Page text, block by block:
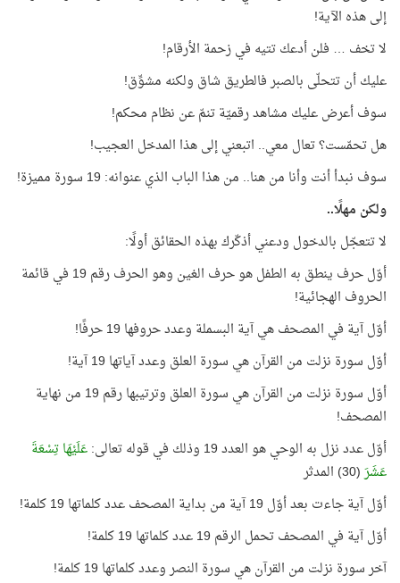
إلى هذه الآية!
لا تخف … فلن أدعك تتيه في زحمة الأرقام!
عليك أن تتحلّى بالصبر فالطريق شاق ولكنه مشوِّق!
سوف أعرض عليك مشاهد رقميّة تنمّ عن نظام محكم!
هل تحمّست؟ تعال معي.. اتبعني إلى هذا المدخل العجيب!
سوف نبدأ أنت وأنا من هنا.. من هذا الباب الذي عنوانه: 19 سورة مميزة!
ولكن مهلًا..
لا تتعجّل بالدخول ودعني أذكّرك بهذه الحقائق أولًا:
أوّل حرف ينطق به الطفل هو حرف الغين وهو الحرف رقم 19 في قائمة
الحروف الهجائية!
أوّل آية في المصحف هي آية البسملة وعدد حروفها 19 حرفًا!
أوّل سورة نزلت من القرآن هي سورة العلق وعدد آياتها 19 آية!
أوّل سورة نزلت من القرآن هي سورة العلق وترتيبها رقم 19 من نهاية
المصحف!
أوّل عدد نزل به الوحي هو العدد 19 وذلك في قوله تعالى:
عَلَيْهَا تِسْعَةَ
عَشَرَ(30) المدثر
أوّل آية جاءت بعد أوّل 19 آية من بداية المصحف عدد كلماتها 19 كلمة!
أوّل آية في المصحف تحمل الرقم 19 عدد كلماتها 19 كلمة!
آخر سورة نزلت من القرآن هي سورة النصر وعدد كلماتها 19 كلمة!